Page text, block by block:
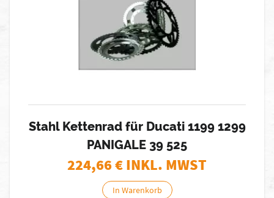
Stahl Kettenrad für Ducati 1199 1299
PANIGALE 39 525
224,66€ INKL. MWST
In Warenkorb